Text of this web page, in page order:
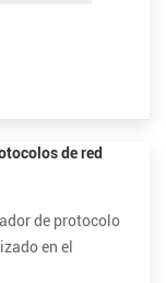
de comandos y
de red
de protocolo
en el